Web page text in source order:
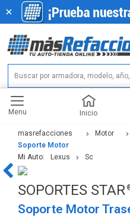
Menu Inicio
masrefacciones Motor
Soporte Motor
Mi Auto:
Lexus Sc
SOPORTES STAR
Soporte Motor